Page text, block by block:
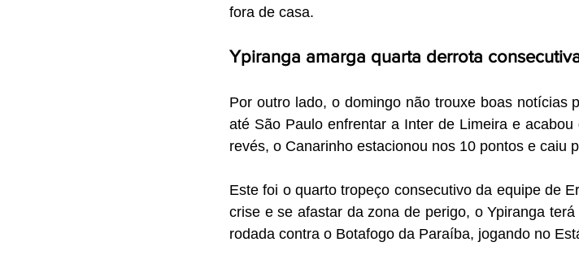
fora de casa.
Ypiranga amarga quarta derrota
Por outro lado, o domingo não trouxe boas notícias
até São Paulo enfrentar a Inter de Limeira e
revés, o Canarinho estacionou nos 10 pontos e caiu
Este foi o quarto tropeço consecutivo da equipe de
crise e se afastar da zona de perigo, o Ypiranga
rodada contra o Botafogo da Paraíba, jogando no